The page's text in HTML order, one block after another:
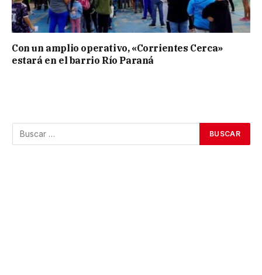
Con un amplio operativo, «Corrientes Cerca»
estará en el barrio Río Paraná